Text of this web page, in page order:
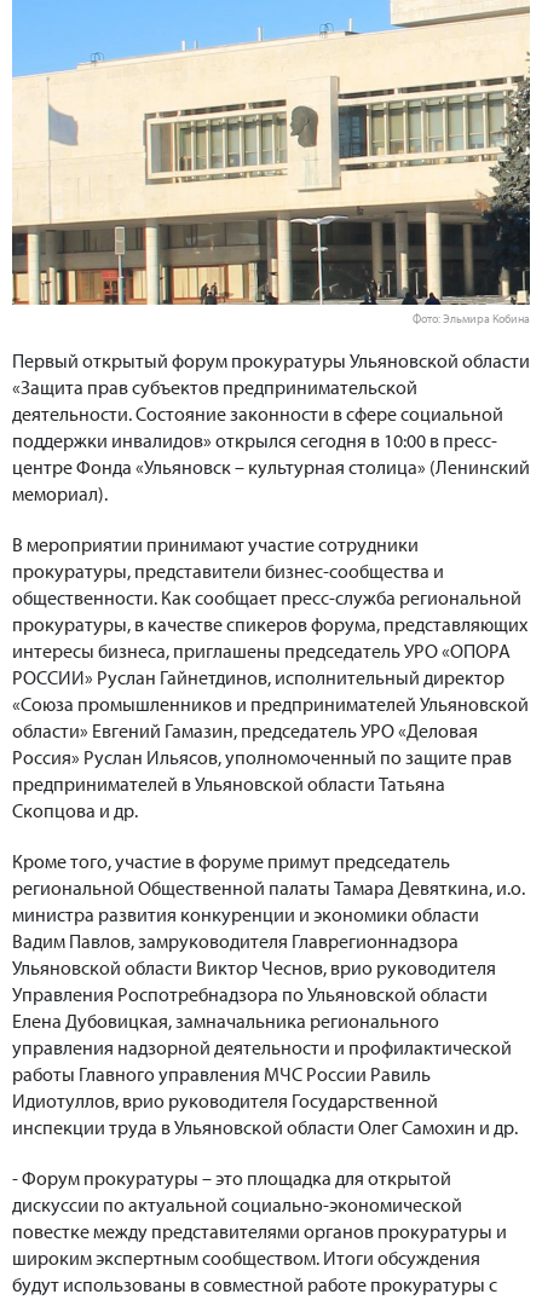
Фото: Эльмира Кобина
Первый открытый форум прокуратуры Ульяновской области
«Защита прав субъектов предпринимательской
деятельности. Состояние законности в сфере социальной
поддержки инвалидов» открылся сегодня в 10:00 в пресс-
центре Фонда «Ульяновск – культурная столица» (Ленинский
мемориал).
В мероприятии принимают участие сотрудники
прокуратуры, представители бизнес-сообщества и
общественности. Как сообщает пресс-служба региональной
прокуратуры, в качестве спикеров форума, представляющих
интересы бизнеса, приглашены председатель УРО «ОПОРА
РОССИИ» Руслан Гайнетдинов, исполнительный директор
«Союза промышленников и предпринимателей Ульяновской
области» Евгений Гамазин, председатель УРО «Деловая
Россия» Руслан Ильясов, уполномоченный по защите прав
предпринимателей в Ульяновской области Татьяна
Скопцова и др.
Кроме того, участие в форуме примут председатель
региональной Общественной палаты Тамара Девяткина, и.о.
министра развития конкуренции и экономики области
Вадим Павлов, замруководителя Главрегионнадзора
Ульяновской области Виктор Чеснов, врио руководителя
Управления Роспотребнадзора по Ульяновской области
Елена Дубовицкая, замначальника регионального
управления надзорной деятельности и профилактической
работы Главного управления МЧС России Равиль
Идиотуллов, врио руководителя Государственной
инспекции труда в Ульяновской области Олег Самохин и др.
- Форум прокуратуры – это площадка для открытой
дискуссии по актуальной социально-экономической
повестке между представителями органов прокуратуры и
широким экспертным сообществом. Итоги обсуждения
будут использованы в совместной работе прокуратуры с